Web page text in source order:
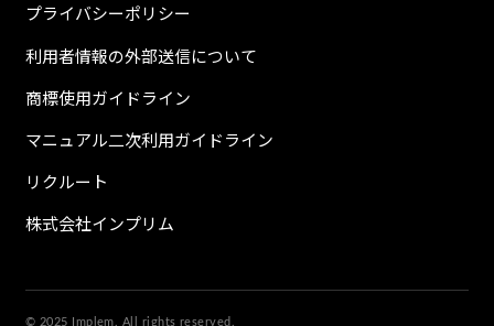
プライバシーポリシー
利用者情報の外部送信について
商標使用ガイドライン
マニュアル二次利用ガイドライン
リクルート
株式会社インプリム
© 2025 Implem. All rights reserved.